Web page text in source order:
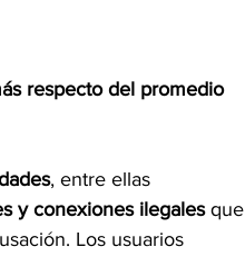
respecto del promedio
, entre ellas
y conexiones ilegales que
Los usuarios